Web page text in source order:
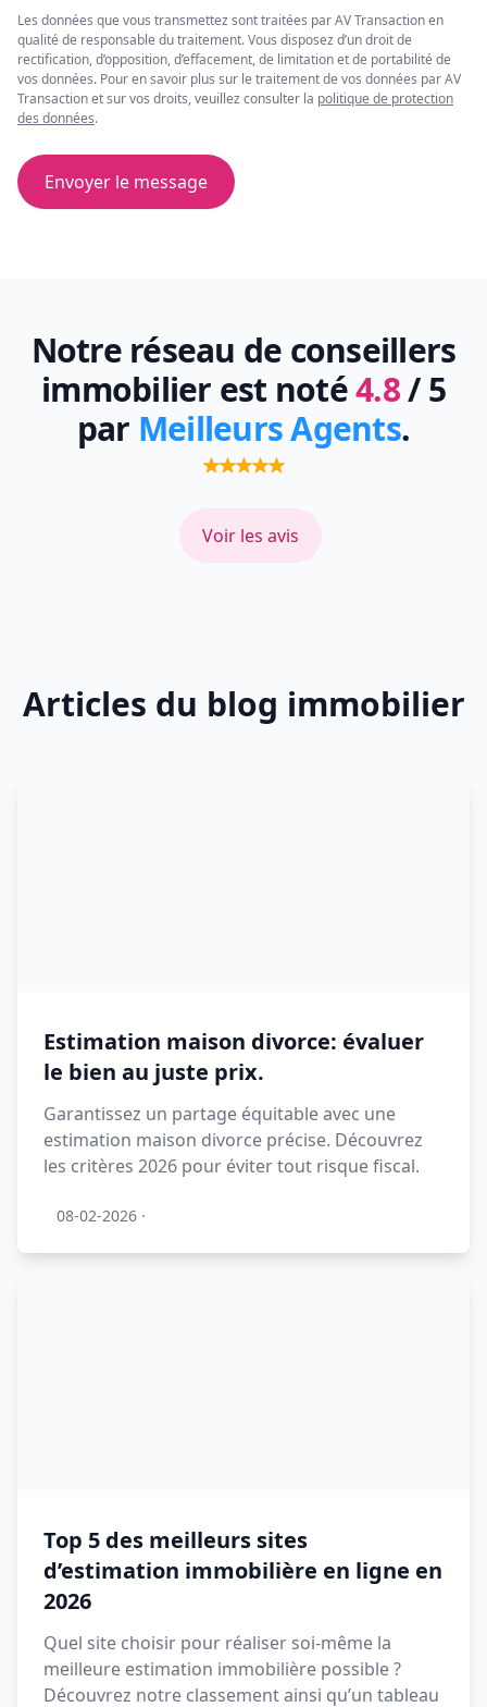
Les données que vous transmettez sont traitées par AV Transaction en
qualité de responsable du traitement. Vous disposez d’un droit de
rectification, d’opposition, d’effacement, de limitation et de portabilité de
vos données. Pour en savoir plus sur le traitement de vos données par AV
Transaction et sur vos droits, veuillez consulter la politique de protection
des données.
Envoyer le message
Notre réseau de conseillers
immobilier est noté4.8/ 5
par Meilleurs Agents.
Voir les avis
Articles du blog immobilier
Estimation maison divorce: évaluer
le bien au juste prix.
Garantissez un partage équitable avec une
estimation maison divorce précise. Découvrez
les critères 2026 pour éviter tout risque fiscal.
08-02-2026 ·
Top 5 des meilleurs sites
d’estimation immobilière en ligne en
2026
Quel site choisir pour réaliser soi-même la
meilleure estimation immobilière possible ?
Découvrez notre classement ainsi qu’un tableau